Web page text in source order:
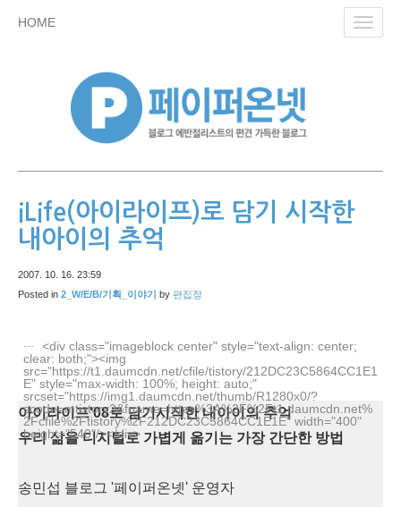
HOME
iLife(아이라이프)로 담기 시작한
내아이의 추억
2007. 10. 16. 23:59
Posted in 2_W/E/B/기획_이야기 by 편집장
<div class="imageblock center" style="text-align: center;
clear: both;"><img
src="https://t1.daumcdn.net/cfile/tistory/212DC23C5864CC1E1
E" style="max-width: 100%; height: auto;"
srcset="https://img1.daumcdn.net/thumb/R1280x0/?
scode=mtistory2&fname=https%3A%2F%2Ft1.daumcdn.net%
2Fcfile%2Ftistory%2F212DC23C5864CC1E1E" width="400"
height="540"/></div>
아이라이프'08로 담기시작한 내아이의 추억
우리 삶을 디지털로 가볍게 옮기는 가장 간단한 방법
송민섭 블로그 '페이퍼온넷' 운영자